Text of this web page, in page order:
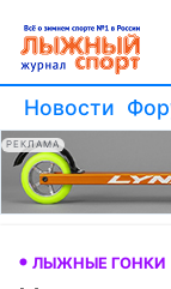
Новости
РЕКЛАМА
ЛЫЖНЫЕ ГОНКИ